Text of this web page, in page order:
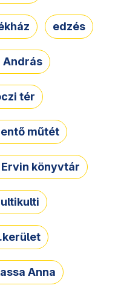
edzés
András
tér
műtét
Ervin könyvtár
Anna